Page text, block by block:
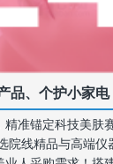
品、个护小家电
准锚定科技美肤
院线精品与高端仪